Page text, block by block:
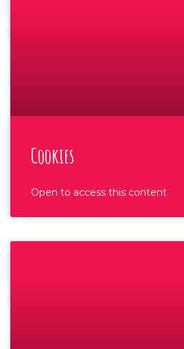
Cookies
Open to access this content